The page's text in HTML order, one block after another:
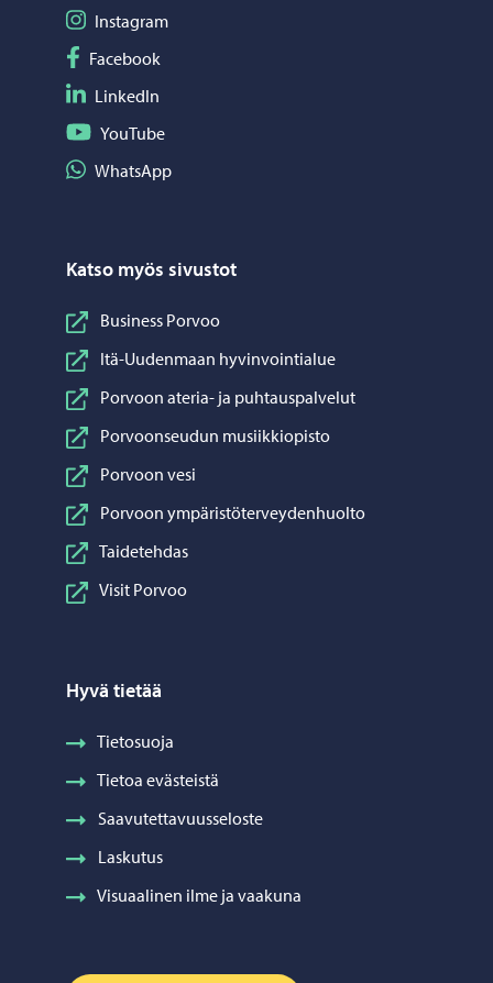
Seuraa Instagram
Instagram
Seuraa Facebook
Facebook
Seuraa LinkedIn
LinkedIn
Seuraa YouTube
YouTube
Jaa WhatsApp
WhatsApp
Katso myös sivustot
Business Porvoo
Itä-Uudenmaan hyvinvointialue
Porvoon ateria- ja puhtauspalvelut
Porvoonseudun musiikkiopisto
Porvoon vesi
Porvoon ympäristöterveydenhuolto
Taidetehdas
Visit Porvoo
Hyvä tietää
Tietosuoja
Tietoa evästeistä
Saavutettavuusseloste
Laskutus
Visuaalinen ilme ja vaakuna